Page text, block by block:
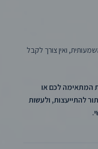
ואין צורך לקבל
המתאימה לכם או
להתייעצות, ולעשות